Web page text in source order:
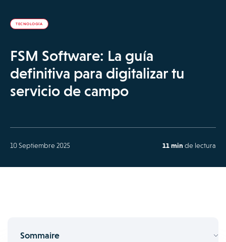
TECNOLOGÍA
FSM Software: La guía
definitiva para digitalizar tu
servicio de campo
10 Septiembre 2025 11 min de lectura
Sommaire